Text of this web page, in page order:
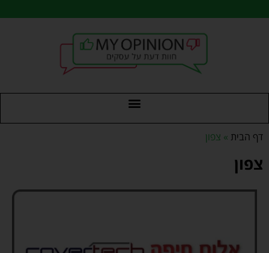
דף הבית » צפון
צפון